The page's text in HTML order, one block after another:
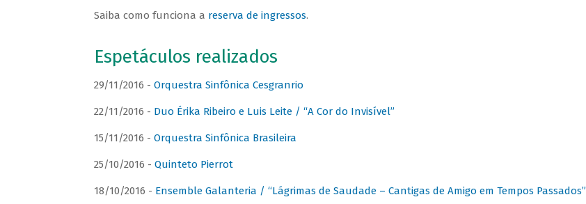
Saiba como funciona a reserva de ingressos.
Espetáculos realizados
29/11/2016 - Orquestra Sinfônica Cesgranrio
22/11/2016 - Duo Érika Ribeiro e Luis Leite / “A Cor do Invisível”
15/11/2016 - Orquestra Sinfônica Brasileira
25/10/2016 - Quinteto Pierrot
18/10/2016 - Ensemble Galanteria / “Lágrimas de Saudade – Cantigas de Amigo em Tempos Passados”